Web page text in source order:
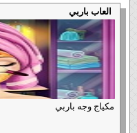
العاب باربي
مكياج وجه باربي